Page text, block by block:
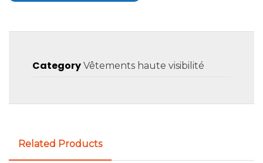
Category Vêtements haute visibilité
Related Products